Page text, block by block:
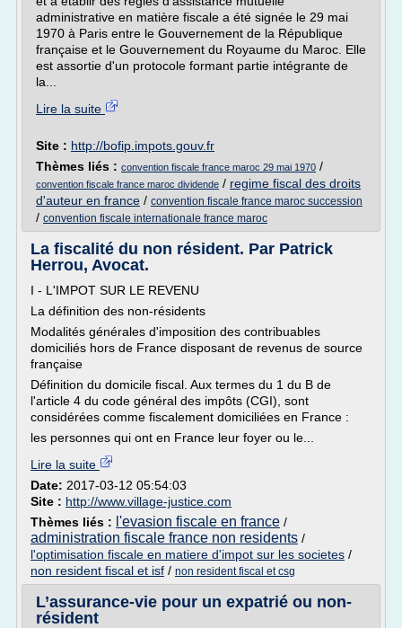
administrative en matière fiscale a été signée le 29 mai
1970 à Paris entre le Gouvernement de la République
française et le Gouvernement du Royaume du Maroc. Elle
est assortie d'un protocole formant partie intégrante de
la...
Lire la suite
Site : http://bofip.impots.gouv.fr
Thèmes liés : convention fiscale france maroc 29 mai 1970 /
convention fiscale france maroc dividende / regime fiscal des droits
d'auteur en france / convention fiscale france maroc succession
/ convention fiscale internationale france maroc
La fiscalité du non résident. Par Patrick
Herrou, Avocat.
I - L'IMPOT SUR LE REVENU
La définition des non-résidents
Modalités générales d'imposition des contribuables
domiciliés hors de France disposant de revenus de source
française
Définition du domicile fiscal. Aux termes du 1 du B de
l'article 4 du code général des impôts (CGI), sont
considérées comme fiscalement domiciliées en France :
les personnes qui ont en France leur foyer ou le...
Lire la suite
Date: 2017-03-12 05:54:03
Site : http://www.village-justice.com
Thèmes liés : l'evasion fiscale en france /
administration fiscale france non residents /
l'optimisation fiscale en matiere d'impot sur les societes /
non resident fiscal et isf / non resident fiscal et csg
L’assurance-vie pour un expatrié ou non-
résident